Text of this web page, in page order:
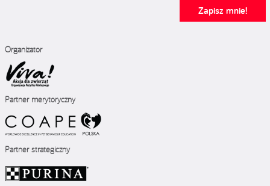
Zapisz mnie!
Organizator
Partner merytoryczny
Partner strategiczny